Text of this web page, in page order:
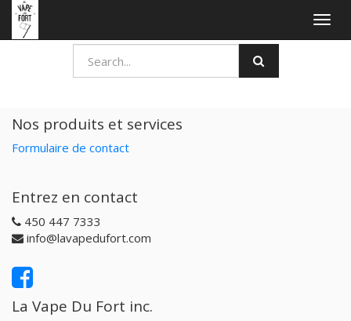
Nos produits et services
Formulaire de contact
Entrez en contact
450 447 7333
info@lavapedufort.com
La Vape Du Fort inc.